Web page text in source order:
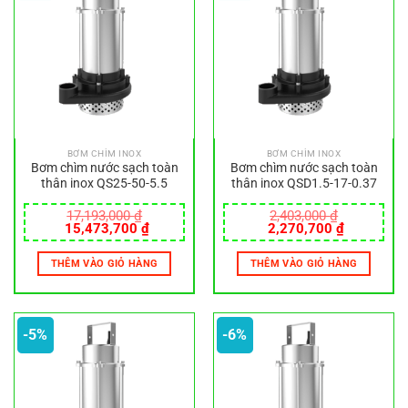
BƠM CHÌM INOX
Bơm chìm nước sạch toàn
thân inox QS25-50-5.5
17,193,000₫
Giá
gốc
là:
17,193,000 ₫.
15,473,700 ₫Giá
hiện
tại
là:
15,473,700 ₫.
THÊM VÀO GIỎ HÀNG
BƠM CHÌM INOX
Bơm chìm nước sạch toàn
thân inox QSD1.5-17-0.37
2,403,000₫
Giá
gốc
là:
2,403,000 ₫.
2,270,700 ₫Giá
hiện
tại
là:
THÊM VÀO GIỎ HÀNG
-5% -6%